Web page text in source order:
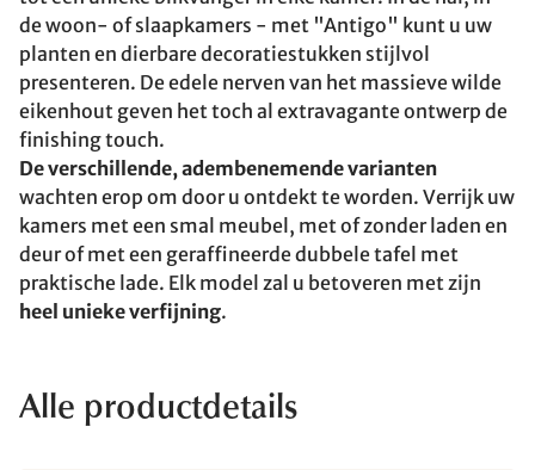
de woon- of slaapkamers - met "Antigo" kunt u uw
planten en dierbare decoratiestukken stijlvol
presenteren. De edele nerven van het massieve wilde
eikenhout geven het toch al extravagante ontwerp de
finishing touch.
De verschillende, adembenemende varianten
wachten erop om door u ontdekt te worden. Verrijk uw
kamers met een smal meubel, met of zonder laden en
deur of met een geraffineerde dubbele tafel met
praktische lade. Elk model zal u betoveren met zijn
heel unieke verfijning.
Alle productdetails